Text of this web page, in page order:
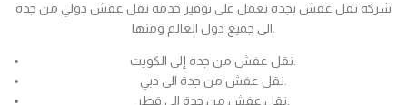
شركة نقل عفش بجده نعمل على توفير خدمه نقل عفش دولي من جده
الى جميع دول العالم ومنها.
نقل عفش من جده إلى الكويت.
نقل عفش من جدة الى دبي.
نقل عفش من جدة الى قطر.